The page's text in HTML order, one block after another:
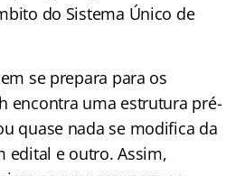
do Sistema Único de
se prepara para os
encontra uma estrutura pré-
quase nada se modifica da
edital e outro. Assim,